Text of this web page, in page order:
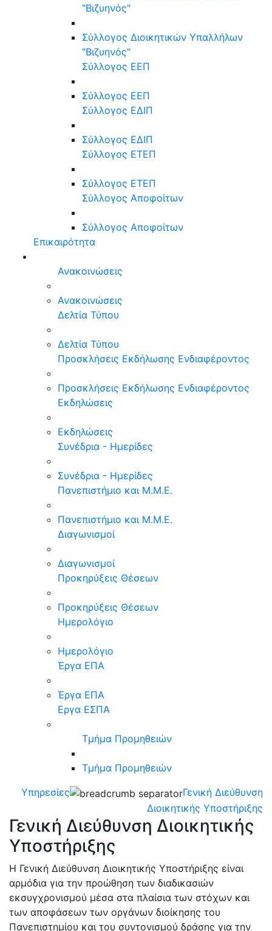
"Βιζυηνός"
Σύλλογος Διοικητικών Υπαλλήλων
"Βιζυηνός"
Σύλλογος ΕΕΠ
Σύλλογος ΕΕΠ
Σύλλογος ΕΔΙΠ
Σύλλογος ΕΔΙΠ
Σύλλογος ΕΤΕΠ
Σύλλογος ΕΤΕΠ
Σύλλογος Αποφοίτων
Σύλλογος Αποφοίτων
Επικαιρότητα
Ανακοινώσεις
Ανακοινώσεις
Δελτία Τύπου
Δελτία Τύπου
Προσκλήσεις Εκδήλωσης Ενδιαφέροντος
Προσκλήσεις Εκδήλωσης Ενδιαφέροντος
Εκδηλώσεις
Εκδηλώσεις
Συνέδρια - Ημερίδες
Συνέδρια - Ημερίδες
Πανεπιστήμιο και Μ.Μ.Ε.
Πανεπιστήμιο και Μ.Μ.Ε.
Διαγωνισμοί
Διαγωνισμοί
Προκηρύξεις Θέσεων
Προκηρύξεις Θέσεων
Ημερολόγιο
Ημερολόγιο
Έργα ΕΠΑ
Έργα ΕΠΑ
Eργα ΕΣΠΑ
Τμήμα Προμηθειών
Τμήμα Προμηθειών
Υπηρεσίες
Γενική Διεύθυνση
Διοικητικής Υποστήριξης
Γενική Διεύθυνση Διοικητικής
Υποστήριξης
Η Γενική Διεύθυνση Διοικητικής Υποστήριξης είναι
αρμόδια για την προώθηση των διαδικασιών
εκσυγχρονισμού μέσα στα πλαίσια των στόχων και
των αποφάσεων των οργάνων διοίκησης του
Πανεπιστημίου και του συντονισμού δράσης για την